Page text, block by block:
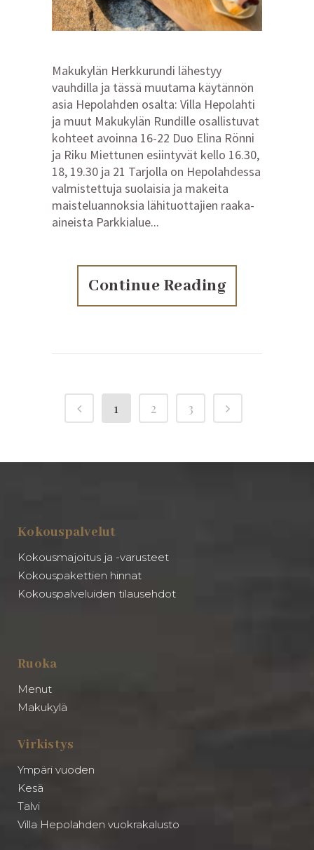
Makukylän Herkkurundi lähestyy
vauhdilla ja tässä muutama käytännön
asia Hepolahden osalta: Villa Hepolahti
ja muut Makukylän Rundille osallistuvat
kohteet avoinna 16-22 Duo Elina Rönni
ja Riku Miettunen esiintyvät kello 16.30,
18, 19.30 ja 21 Tarjolla on Hepolahdessa
valmistettuja suolaisia ja makeita
maisteluannoksia lähituottajien raaka-
aineista Parkkialue...
Continue Reading
1 2 3
Kokouspalvelut
Kokousmajoitus ja -varusteet
Kokouspakettien hinnat
Kokouspalveluiden tilausehdot
Ruoka
Menut
Makukylä
Virkistys
Ympäri vuoden
Kesä
Talvi
Villa Hepolahden vuokrakalusto